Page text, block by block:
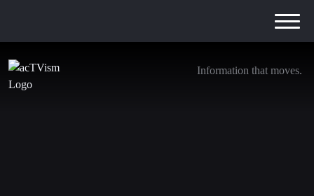
Information that moves.
Warum Israel die Straβe von Hormus gesperrt